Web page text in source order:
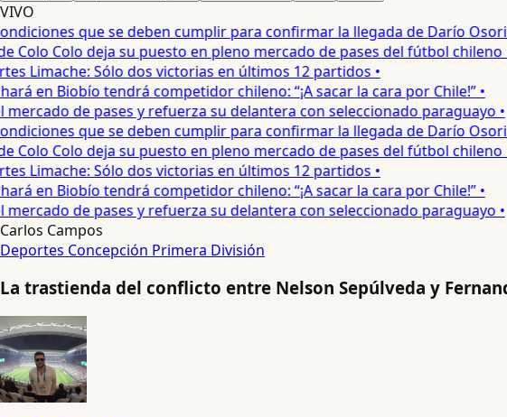
VIVO
que se deben cumplir para confirmar la llegada de Darío Osorio
Colo deja su puesto en pleno mercado de pases del fútbol chileno •
Limache: Sólo dos victorias en últimos 12 partidos •
en Biobío tendrá competidor chileno: “¡A sacar la cara por Chile!” •
de pases y refuerza su delantera con seleccionado paraguayo •
que se deben cumplir para confirmar la llegada de Darío Osorio
Colo deja su puesto en pleno mercado de pases del fútbol chileno •
Limache: Sólo dos victorias en últimos 12 partidos •
en Biobío tendrá competidor chileno: “¡A sacar la cara por Chile!” •
de pases y refuerza su delantera con seleccionado paraguayo •
Carlos Campos
Deportes Concepción Primera División
La trastienda del conflicto entre Nelson Sepúlveda y